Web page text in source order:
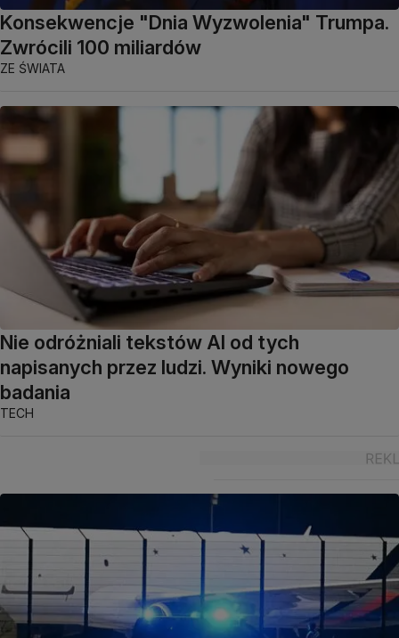
Konsekwencje "Dnia Wyzwolenia" Trumpa.
Zwrócili 100 miliardów
ZE ŚWIATA
Nie odróżniali tekstów AI od tych
napisanych przez ludzi. Wyniki nowego
badania
TECH